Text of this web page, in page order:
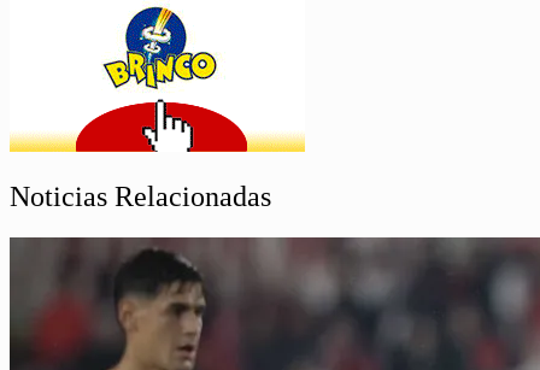
Noticias Relacionadas